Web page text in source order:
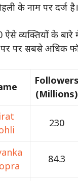
के नाम पर दर्ज है।
व्यक्तियों के बारे
पर पर सबसे अधिक
Followers
(Millions)
230
84.3